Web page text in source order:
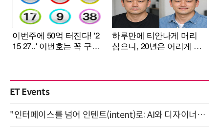
ET Events
"인터페이스를 넘어 인텐트(intent)로: AI와 디자이너가 함께 만드는 공존의 UX" 강남역 (9/2)